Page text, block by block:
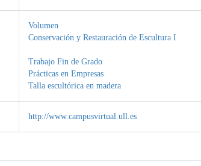
Volumen
Conservación y Restauración de Escultura I
Trabajo Fin de Grado
Prácticas en Empresas
Talla escultórica en madera
http://www.campusvirtual.ull.es